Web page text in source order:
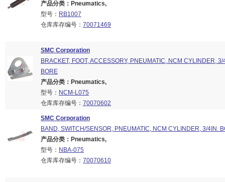
产品分类：Pneumatics,
型号： RB1007
仓库库存编号： 70071469
SMC Corporation
BRACKET, FOOT, ACCESSORY, PNEUMATIC, NCM CYLINDER,
BORE
产品分类：Pneumatics,
型号： NCM-L075
仓库库存编号： 70070602
SMC Corporation
BAND, SWITCH/SENSOR, PNEUMATIC, NCM CYLINDER, 3/4IN.
产品分类：Pneumatics,
型号： NBA-075
仓库库存编号： 70070610